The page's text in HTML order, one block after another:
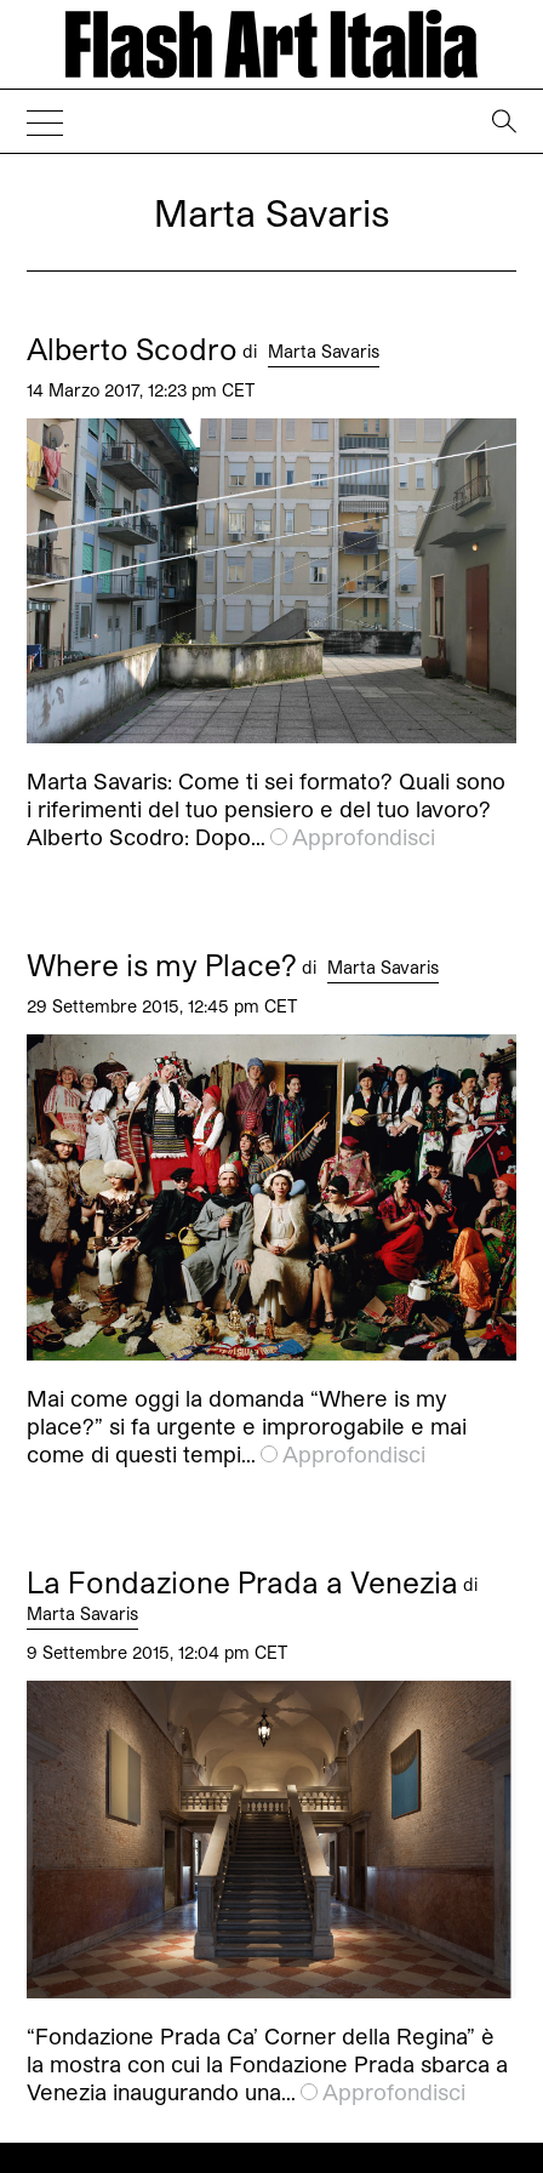
Marta Savaris
Alberto Scodro di Marta Savaris
14 Marzo 2017, 12:23 pm CET
Marta Savaris: Come ti sei formato? Quali sono
i riferimenti del tuo pensiero e del tuo lavoro?
Alberto Scodro: Dopo…
Approfondisci
Where is my Place? di Marta Savaris
29 Settembre 2015, 12:45 pm CET
Mai come oggi la domanda “Where is my
place?” si fa urgente e improrogabile e mai
come di questi tempi…
Approfondisci
La Fondazione Prada a Venezia di
Marta Savaris
9 Settembre 2015, 12:04 pm CET
“Fondazione Prada Ca’ Corner della Regina” è
la mostra con cui la Fondazione Prada sbarca a
Venezia inaugurando una…
Approfondisci